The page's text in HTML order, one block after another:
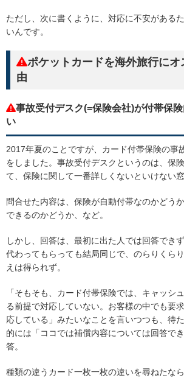
ただし、次に書くように、対応に不安がある
いんです。
ポケットカードを海外旅行にオ
由
事故受付デスク(=保険会社)が付帯保
い
2017年夏のことですが、カード付帯保険の事
をしました。事故受付デスクというのは、保
て、保険に関して一番詳しくないといけない窓
問合せた内容は、保険が自動付帯なのかどう
できるのかどうか、など。
しかし、回答は、最初に出た人では回答でき
代わってもらっても結局同じで、のらりくら
えは得られず。
「そもそも、カード付帯保険では、キャッシ
る前提で対応していない。お客様の中でも要
応している」みたいなことを言いつつも、待
的には「ココでは補償内容については回答で
答。
種類の違うカード一枚一枚の違いを尋ねたな